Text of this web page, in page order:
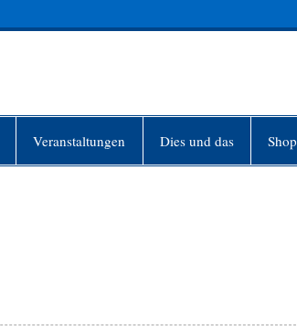
Veranstaltungen Dies und das Shop